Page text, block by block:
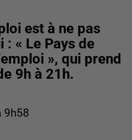
est à ne pas
: « Le Pays de
», qui prend
9h à 21h.
9h58